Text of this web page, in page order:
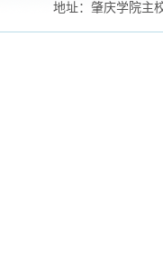
地址：肇庆学院主